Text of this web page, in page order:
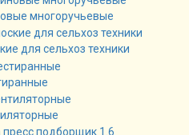
многоручьевые
для сельхоз техники